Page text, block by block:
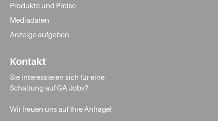
Produkte und Preise
Mediadaten
Anzeige aufgeben
Kontakt
Sie interessieren sich für eine
Schaltung auf GA Jobs?
Wir freuen uns auf Ihre Anfrage!